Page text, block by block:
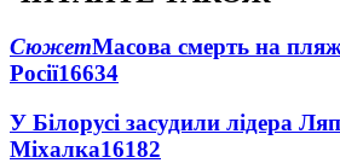
СюжетМасова смерть на
Росії16634
У Білорусі засудили лідера
Міхалка16182